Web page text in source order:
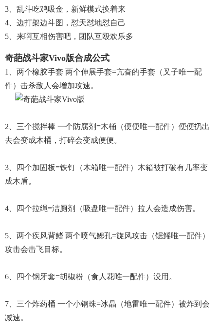
3、乱斗吃鸡吸金，新鲜模式换着来
4、边打架边斗图，怼天怼地怼自己
5、来啊互相伤害吧，团队互殴欢乐多
奇葩战斗家vivo版合成公式
1、两个橡胶手套 两个伸展手套=亢奋的手套（叉子唯一配
件）击杀敌人会增加攻速。
2、三个搅拌棒 一个防腐剂=木桶（便便唯一配件）便便扔出
去会变成木桶，打碎会变成便便。
3、四个加固板=铁钉（木箱唯一配件）木箱被打破有几率变
成木盾。
4、四个拉绳=洁厕剂（吸盘唯一配件）拉人会造成伤害。
5、两个疾风背鳍 两个喷气鳃孔=旋风攻击（锯鳐唯一配件）
攻击会击飞目标。
6、四个钢牙套=胡椒粉（食人花唯一配件）没用。
7、三个炸药桶 一个小钢珠=冰晶（地雷唯一配件）被炸到会
减速。